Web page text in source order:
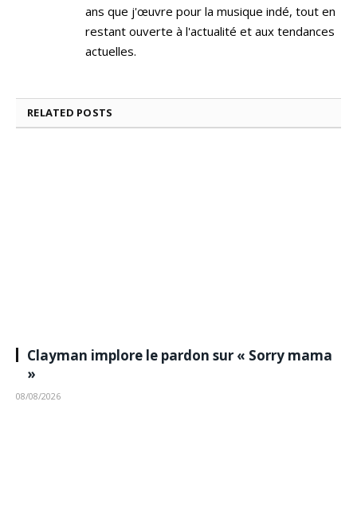
ans que j'œuvre pour la musique indé, tout en
restant ouverte à l'actualité et aux tendances
actuelles.
RELATED POSTS
Clayman implore le pardon sur « Sorry mama
»
08/08/2026